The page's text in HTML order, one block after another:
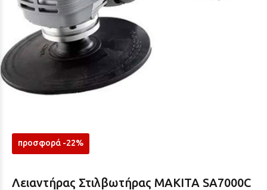
προσφορά -22%
Λειαντήρας Στιλβωτήρας MAKITA SA7000C